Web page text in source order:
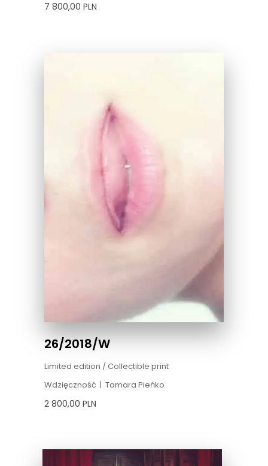
7 800,00 PLN
26/2018/W
Limited edition / Collectible print
Wdzięczność | Tamara Pieńko
2 800,00 PLN